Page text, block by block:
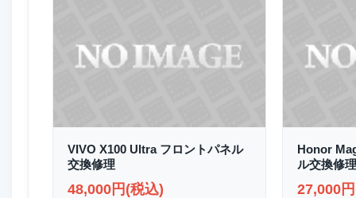
VIVO X100 Ultra フロントパネル
交換修理
48,000円(税込)
Honor
ル交換修
27,000